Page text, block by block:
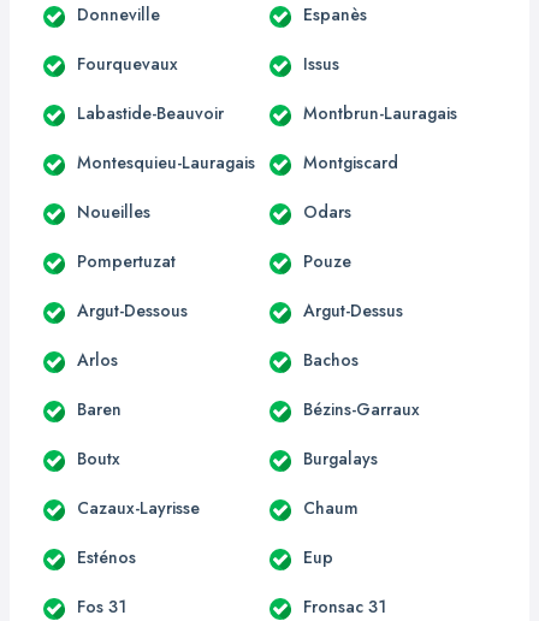
Donneville Espanès
Fourquevaux Issus
Labastide-Beauvoir Montbrun-Lauragais
Montesquieu-Lauragais Montgiscard
Noueilles Odars
Pompertuzat Pouze
Argut-Dessous Argut-Dessus
Arlos Bachos
Baren Bézins-Garraux
Boutx Burgalays
Cazaux-Layrisse Chaum
Esténos Eup
Fos 31 Fronsac 31